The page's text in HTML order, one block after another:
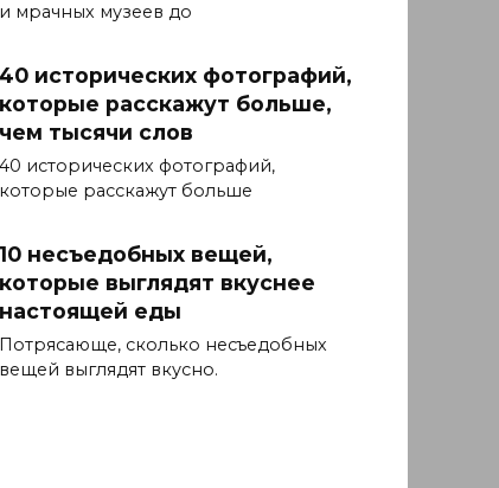
и мрачных музеев до
40 исторических фотографий,
которые расскажут больше,
чем тысячи слов
40 исторических фотографий,
которые расскажут больше
10 несъедобных вещей,
которые выглядят вкуснее
настоящей еды
Потрясающе, сколько несъедобных
вещей выглядят вкусно.